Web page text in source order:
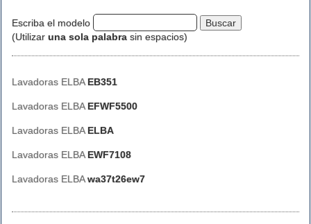
Escriba el modelo
(Utilizar una sola palabra sin espacios)
Lavadoras ELBA EB351
Lavadoras ELBA EFWF5500
Lavadoras ELBA ELBA
Lavadoras ELBA EWF7108
Lavadoras ELBAwa37t26ew7